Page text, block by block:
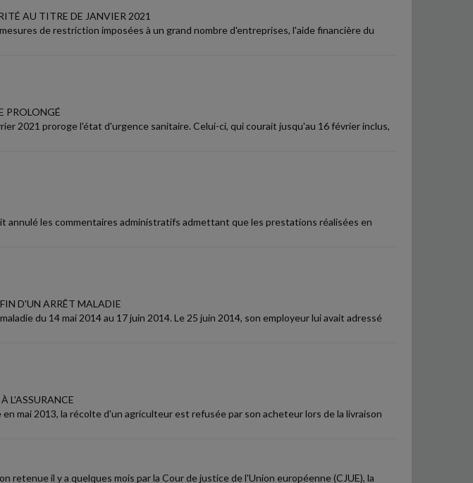
AU TITRE DE JANVIER 2021
de restriction imposées à un grand nombre d'entreprises, l'aide financière du
PROLONGÉ
2021 proroge l'état d'urgence sanitaire. Celui-ci, qui courait jusqu'au 16 février inclus,
annulé les commentaires administratifs admettant que les prestations réalisées en
D'UN ARRÊT MALADIE
du 14 mai 2014 au 17 juin 2014. Le 25 juin 2014, son employeur lui avait adressé
L'ASSURANCE
mai 2013, la récolte d'un agriculteur est refusée par son acheteur lors de la livraison
il y a quelques mois par la Cour de justice de l'Union européenne (CJUE), la